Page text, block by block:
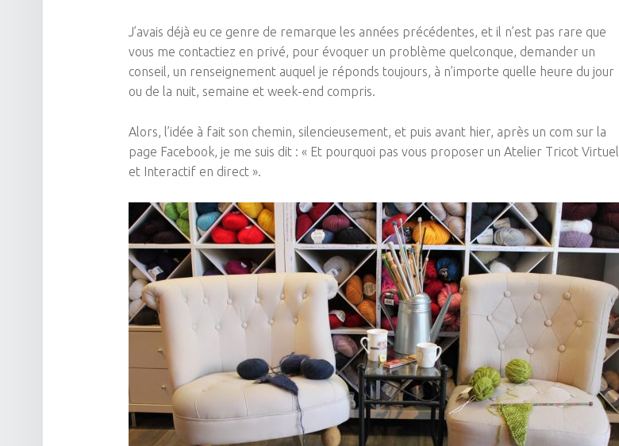
J’avais déjà eu ce genre de remarque les années précédentes, et il n’est pas rare que
vous me contactiez en privé, pour évoquer un problème quelconque, demander un
conseil, un renseignement auquel je réponds toujours, à n’importe quelle heure du jour
ou de la nuit, semaine et week-end compris.
Alors, l’idée à fait son chemin, silencieusement, et puis avant hier, après un com sur la
page Facebook, je me suis dit : « Et pourquoi pas vous proposer un Atelier Tricot Virtuel
et Interactif en direct ».